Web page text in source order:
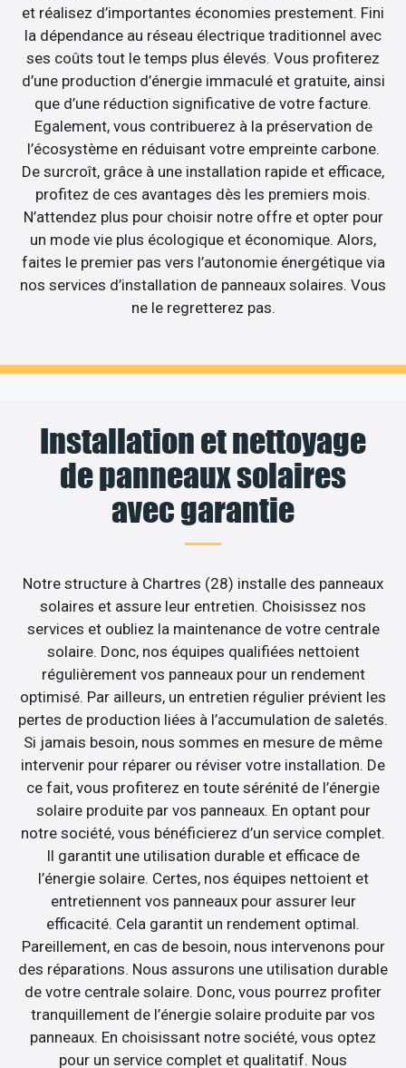
et réalisez d’importantes économies prestement. Fini
la dépendance au réseau électrique traditionnel avec
ses coûts tout le temps plus élevés. Vous profiterez
d’une production d’énergie immaculé et gratuite, ainsi
que d’une réduction significative de votre facture.
Egalement, vous contribuerez à la préservation de
l’écosystème en réduisant votre empreinte carbone.
De surcroît, grâce à une installation rapide et efficace,
profitez de ces avantages dès les premiers mois.
N’attendez plus pour choisir notre offre et opter pour
un mode vie plus écologique et économique. Alors,
faites le premier pas vers l’autonomie énergétique via
nos services d’installation de panneaux solaires. Vous
ne le regretterez pas.
Installation et nettoyage
de panneaux solaires
avec garantie
Notre structure à Chartres (28) installe des panneaux
solaires et assure leur entretien. Choisissez nos
services et oubliez la maintenance de votre centrale
solaire. Donc, nos équipes qualifiées nettoient
régulièrement vos panneaux pour un rendement
optimisé. Par ailleurs, un entretien régulier prévient les
pertes de production liées à l’accumulation de saletés.
Si jamais besoin, nous sommes en mesure de même
intervenir pour réparer ou réviser votre installation. De
ce fait, vous profiterez en toute sérénité de l’énergie
solaire produite par vos panneaux. En optant pour
notre société, vous bénéficierez d’un service complet.
Il garantit une utilisation durable et efficace de
l’énergie solaire. Certes, nos équipes nettoient et
entretiennent vos panneaux pour assurer leur
efficacité. Cela garantit un rendement optimal.
Pareillement, en cas de besoin, nous intervenons pour
des réparations. Nous assurons une utilisation durable
de votre centrale solaire. Donc, vous pourrez profiter
tranquillement de l’énergie solaire produite par vos
panneaux. En choisissant notre société, vous optez
pour un service complet et qualitatif. Nous